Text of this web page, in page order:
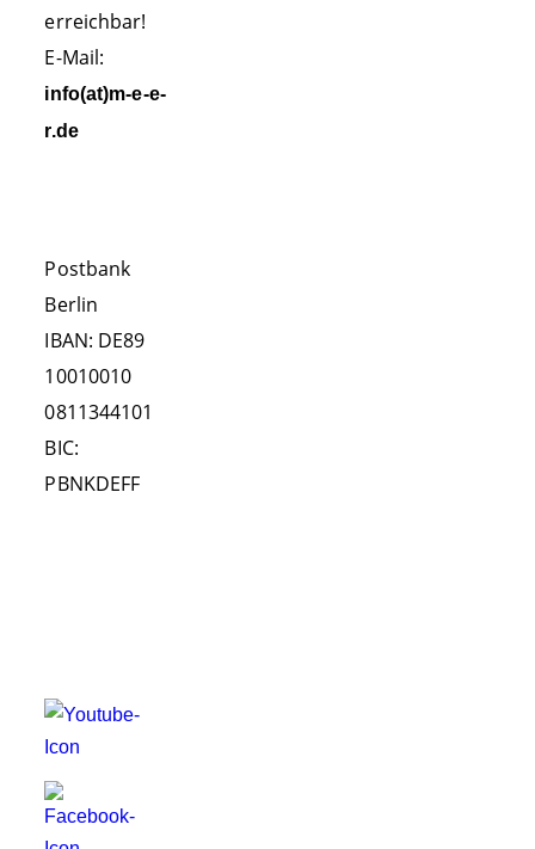
erreichbar!
E-Mail:
info(at)m-e-e-
r.de
Postbank
Berlin
IBAN: DE89
10010010
0811344101
BIC:
PBNKDEFF